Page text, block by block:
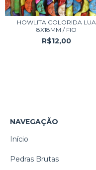
HOWLITA COLORIDA LUA
8X18MM / FIO
R$12,00
NAVEGAÇÃO
Início
Pedras Brutas